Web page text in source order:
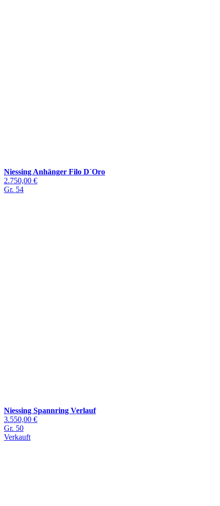
Niessing Anhänger Filo D´Oro
2.750,00 €
Gr. 54
Niessing Spannring Verlauf
3.550,00 €
Gr. 50
Verkauft